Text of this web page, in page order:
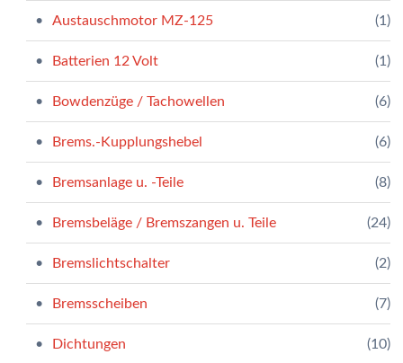
Austauschmotor MZ-125 (1)
Batterien 12 Volt (1)
Bowdenzüge / Tachowellen (6)
Brems.-Kupplungshebel (6)
Bremsanlage u. -Teile (8)
Bremsbeläge / Bremszangen u. Teile (24)
Bremslichtschalter (2)
Bremsscheiben (7)
Dichtungen (10)